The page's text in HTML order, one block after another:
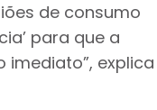
de consumo
para que a
explica